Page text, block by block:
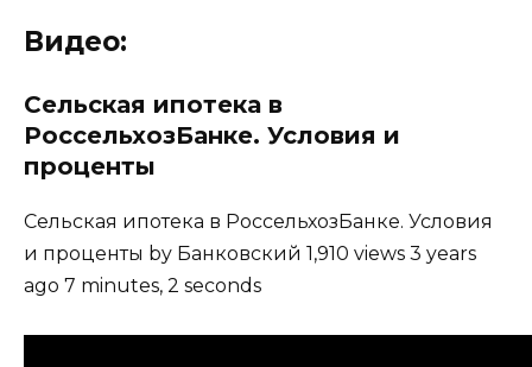
Видео:
Сельская ипотека в
РоссельхозБанке. Условия и
проценты
Сельская ипотека в РоссельхозБанке. Условия
и проценты by Банковский 1,910 views 3 years
ago 7 minutes, 2 seconds